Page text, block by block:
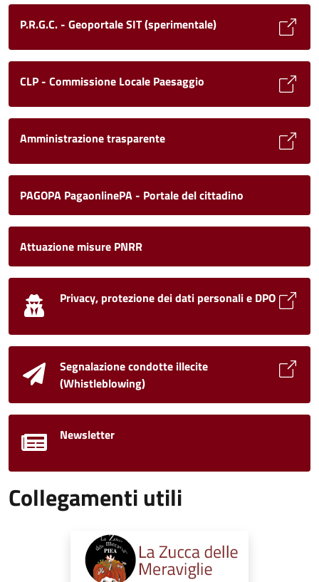
P.R.G.C. - Geoportale SIT (sperimentale)
CLP - Commissione Locale Paesaggio
Amministrazione trasparente
PAGOPA PagaonlinePA - Portale del cittadino
Attuazione misure PNRR
Privacy, protezione dei dati personali e DPO
Segnalazione condotte illecite
(Whistleblowing)
Newsletter
Collegamenti utili